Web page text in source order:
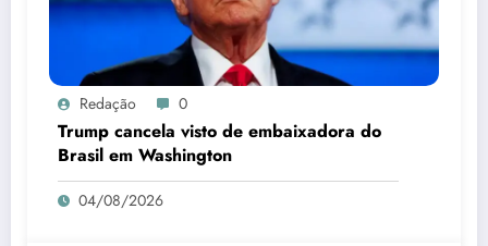
Redação 0
Trump cancela visto de embaixadora do
Brasil em Washington
04/08/2026